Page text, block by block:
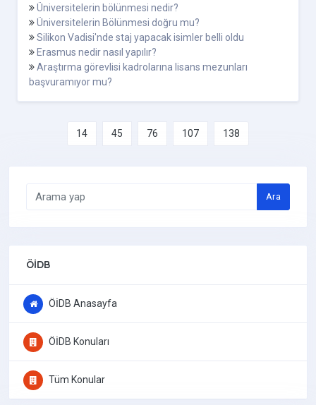
Üniversitelerin bölünmesi nedir?
Üniversitelerin Bölünmesi doğru mu?
Silikon Vadisi'nde staj yapacak isimler belli oldu
Erasmus nedir nasıl yapılır?
Araştırma görevlisi kadrolarına lisans mezunları
başvuramıyor mu?
14 45 76 107 138
Ara
ÖİDB
ÖİDB Anasayfa
ÖİDB Konuları
Tüm Konular